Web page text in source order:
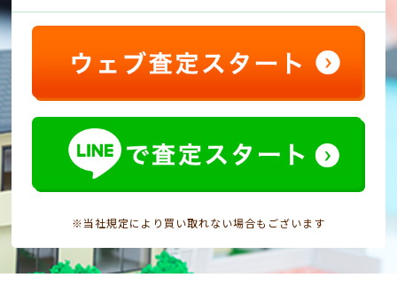
※当社規定により買い取れない場合もございます